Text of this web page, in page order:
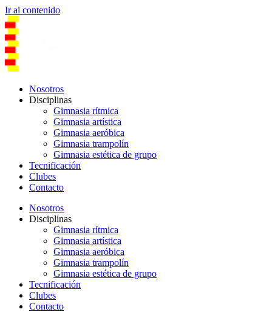
Ir al contenido
Nosotros
Disciplinas
Gimnasia rítmica
Gimnasia artística
Gimnasia aeróbica
Gimnasia trampolín
Gimnasia estética de grupo
Tecnificación
Clubes
Contacto
Nosotros
Disciplinas
Gimnasia rítmica
Gimnasia artística
Gimnasia aeróbica
Gimnasia trampolín
Gimnasia estética de grupo
Tecnificación
Clubes
Contacto